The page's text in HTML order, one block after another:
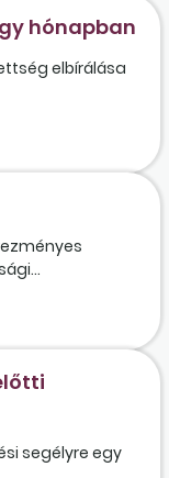
hónapban
elbírálása
segélyre egy